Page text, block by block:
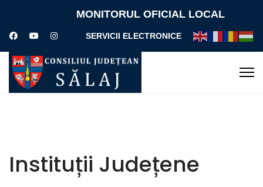
MONITORUL OFICIAL LOCAL
SERVICII ELECTRONICE
Instituții Județene